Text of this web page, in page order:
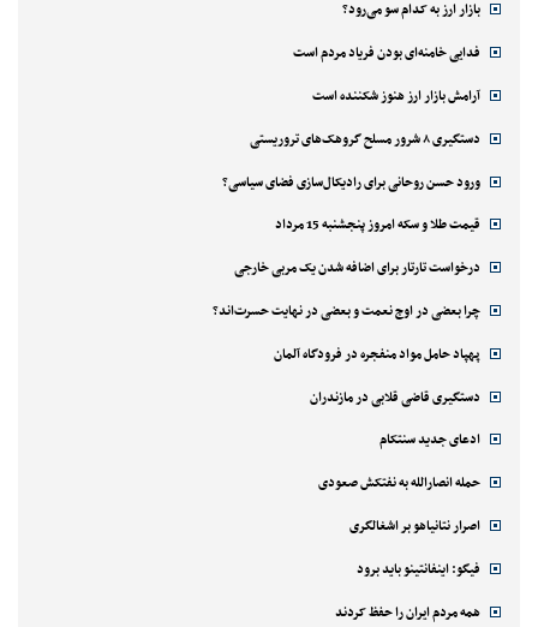
بازار ارز به کدام سو می‌رود؟
فدایی خامنه‌ای بودن فریاد مردم است
آرامش بازار ارز هنوز شکننده است
دستگیری ۸ شرور مسلح گروهک‌های تروریستی
ورود حسن روحانی برای رادیکال‌سازی فضای سیاسی؟
قیمت طلا و سکه امروز پنجشنبه 15 مرداد
درخواست تارتار برای اضافه شدن یک مربی خارجی
چرا بعضی در اوج نعمت و بعضی در نهایت حسرت‌اند؟
پهپاد حامل مواد منفجره در فرودگاه آلمان
دستگیری قاضی قلابی در مازندران
ادعای جدید سنتکام
حمله انصارالله به نفتکش صعودی
اصرار نتانیاهو بر اشغالگری
فیگو: اینفانتینو باید برود
همه مردم ایران را حفظ کردند